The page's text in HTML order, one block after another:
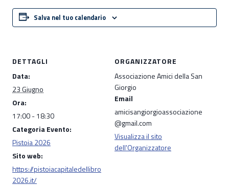
Salva nel tuo calendario
DETTAGLI
Data:
23 Giugno
Ora:
17:00 - 18:30
Categoria Evento:
Pistoia 2026
Sito web:
https://pistoiacapitaledellibro
2026.it/
ORGANIZZATORE
Associazione Amici della San
Giorgio
Email
amicisangiorgioassociazione
@gmail.com
Visualizza il sito
dell'Organizzatore